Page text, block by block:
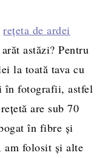
rețeta de ardei
astăzi? Pentru
la toată tava cu
în fotografii, astfel
are sub 70
în fibre și
am folosit și alte